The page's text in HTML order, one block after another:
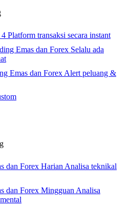
4 Platform transaksi secara instant
Emas dan Forex Selalu ada
Emas dan Forex Alert peluang &
dan Forex Harian Analisa teknikal
dan Forex Mingguan Analisa